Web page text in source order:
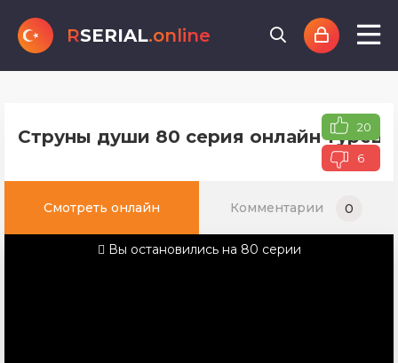
RSERIAL.online
Струны души 80 серия онлайн 20
6
Смотреть онлайн Комментарии 0
Вы остановились на 80 серии